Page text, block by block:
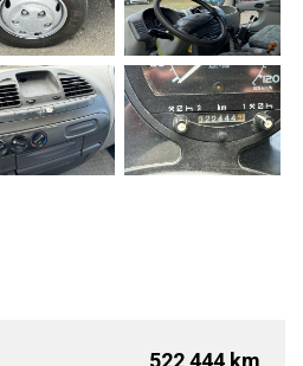
522 444 km